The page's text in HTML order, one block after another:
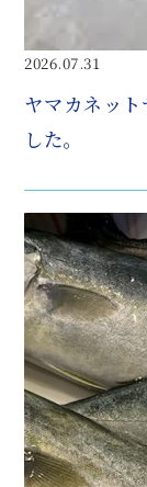
2026.07.31
ヤマカネッ
した。